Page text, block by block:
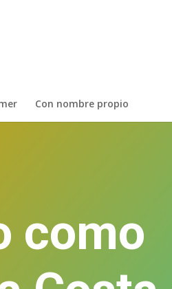
Con nombre propio
como